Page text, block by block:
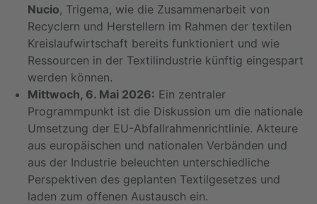
Nucio, Trigema, wie die Zusammenarbeit von
Recyclern und Herstellern im Rahmen der textilen
Kreislaufwirtschaft bereits funktioniert und wie
Ressourcen in der Textilindustrie künftig eingespart
werden können.
Mittwoch, 6. Mai 2026: Ein zentraler
Programmpunkt ist die Diskussion um die nationale
Umsetzung der EU-Abfallrahmenrichtlinie. Akteure
aus europäischen und nationalen Verbänden und
aus der Industrie beleuchten unterschiedliche
Perspektiven des geplanten Textilgesetzes und
laden zum offenen Austausch ein.